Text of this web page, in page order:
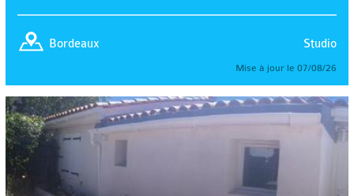
Studio
Bordeaux
Mise à jour le 07/08/26